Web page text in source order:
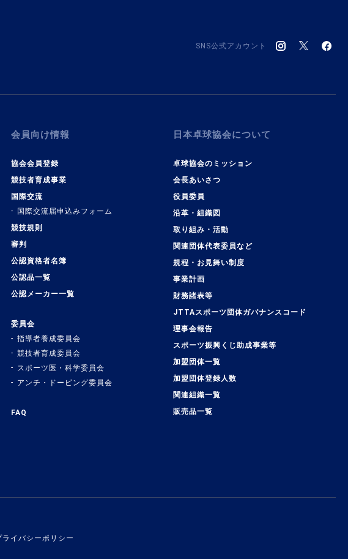
SNS公式アカウント
会員向け情報
協会会員登録
競技者育成事業
国際交流
国際交流届申込みフォーム
競技規則
審判
公認資格者名簿
公認品一覧
公認メーカー一覧
委員会
指導者養成委員会
競技者育成委員会
スポーツ医・科学委員会
アンチ・ドーピング委員会
FAQ
日本卓球協会について
卓球協会のミッション
会長あいさつ
役員委員
沿革・組織図
取り組み・活動
関連団体代表委員など
規程・お見舞い制度
事業計画
財務諸表等
JTTAスポーツ団体ガバナンスコード
理事会報告
スポーツ振興くじ助成事業等
加盟団体一覧
加盟団体登録人数
関連組織一覧
販売品一覧
ライバシーポリシー